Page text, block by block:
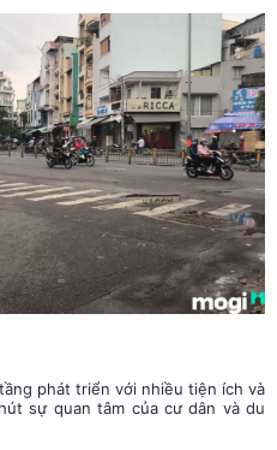
phát triển với nhiều tiện ích và
sự quan tâm của cư dân và du